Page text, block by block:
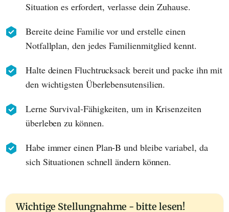
Situation es erfordert, verlasse dein Zuhause.
Bereite deine Familie vor und erstelle einen
Notfallplan, den jedes Familienmitglied kennt.
Halte deinen Fluchtrucksack bereit und packe ihn mit
den wichtigsten Überlebensutensilien.
Lerne Survival-Fähigkeiten, um in Krisenzeiten
überleben zu können.
Habe immer einen Plan-B und bleibe variabel, da
sich Situationen schnell ändern können.
Wichtige Stellungnahme - bitte lesen!